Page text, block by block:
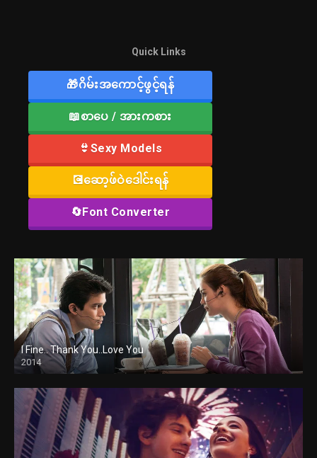
Quick Links
🎁ဂိမ်းအကောင့်ဖွင့်ရန်
📖စာပေ / အားကစား
👙Sexy Models
💽ဆော့ဖ်ဝဲဒေါင်းရန်
🔄Font Converter
I Fine.. Thank You..Love You
2014